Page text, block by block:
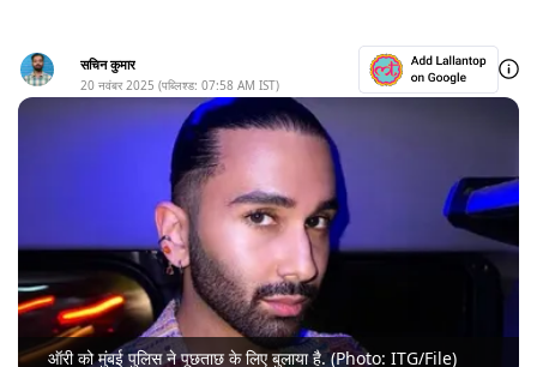
सचिन कुमार
20 नवंबर 2025 (पब्लिश्ड: 07:58 AM IST)
ऑरी को मुंबई पुलिस ने पूछताछ के लिए बुलाया है. (Photo: ITG/File)